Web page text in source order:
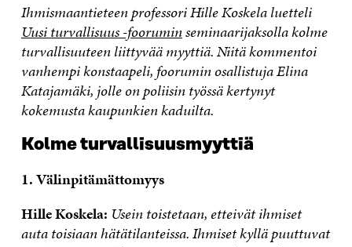
Ihmismaantieteen professori Hille Koskela luetteli
Uusi turvallisuus -fooruminseminaarijaksolla kolme
turvallisuuteen liittyvää myyttiä. Niitä kommentoi
vanhempi konstaapeli, foorumin osallistuja Elina
Katajamäki, jolle on poliisin työssä kertynyt
kokemusta kaupunkien kaduilta.
Kolme turvallisuusmyyttiä
1. Välinpitämättomyys
Hille Koskela: Useintoistetaan, etteivät ihmiset
auta toisiaan hätätilanteissa. Ihmiset kyllä puuttuvat